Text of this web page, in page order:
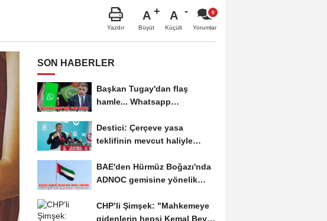
Yazdır
A
Büyüt
A
Küçült Yorumlar
SON HABERLER
Başkan Tugay'dan flaş
hamle... Whatsapp
Destici: Çerçeve yasa
teklifinin mevcut haliyle
BAE'den Hürmüz Boğazı'nda
ADNOC gemisine yönelik
CHP’li Şimşek: "Mahkemeye
gidenlerin hepsi Kemal Bey’e